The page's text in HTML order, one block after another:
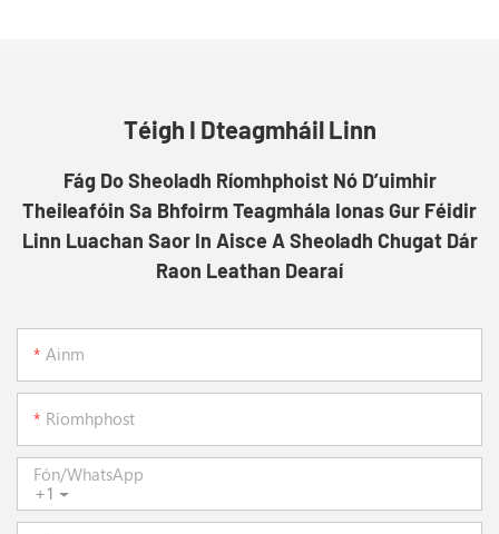
Téigh I Dteagmháil Linn
Fág Do Sheoladh Ríomhphoist Nó D’uimhir
Theileafóin Sa Bhfoirm Teagmhála Ionas Gur Féidir
Linn Luachan Saor In Aisce A Sheoladh Chugat Dár
Raon Leathan Dearaí
Ainm
Ríomhphost
+1
Fón/whatsApp